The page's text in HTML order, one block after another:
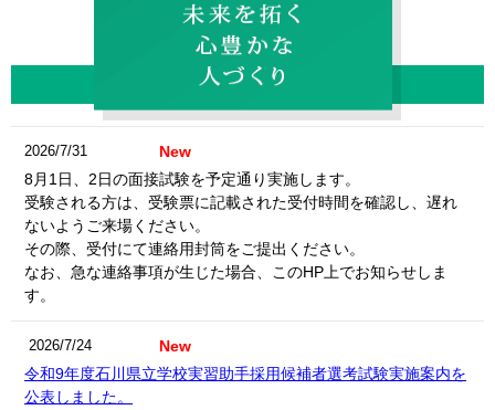
NEWS
最新情報
2026/7/31
New
8月1日、2日の面接試験を予定通り実施します。
受験される方は、受験票に記載された受付時間を確認し、遅れ
ないようご来場ください。
その際、受付にて連絡用封筒をご提出ください。
なお、急な連絡事項が生じた場合、このHP上でお知らせしま
す。
2026/7/24
New
令和9年度石川県立学校実習助手採用候補者選考試験実施案内を
公表しました。